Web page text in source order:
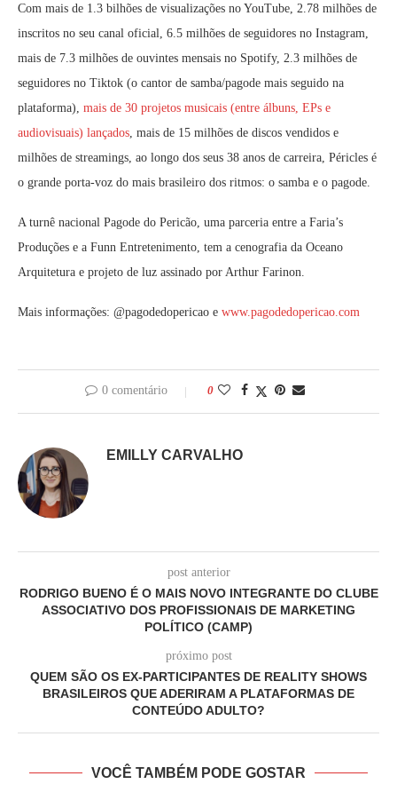
Com mais de 1.3 bilhões de visualizações no YouTube, 2.78 milhões de
inscritos no seu canal oficial, 6.5 milhões de seguidores no Instagram,
mais de 7.3 milhões de ouvintes mensais no Spotify, 2.3 milhões de
seguidores no Tiktok (o cantor de samba/pagode mais seguido na
plataforma), mais de 30 projetos musicais (entre álbuns, EPs e
audiovisuais) lançados, mais de 15 milhões de discos vendidos e
milhões de streamings, ao longo dos seus 38 anos de carreira, Péricles é
o grande porta-voz do mais brasileiro dos ritmos: o samba e o pagode.
A turnê nacional Pagode do Pericão, uma parceria entre a Faria’s
Produções e a Funn Entretenimento, tem a cenografia da Oceano
Arquitetura e projeto de luz assinado por Arthur Farinon.
Mais informações: @pagodedopericao e www.pagodedopericao.com
0 comentário 0
EMILLY CARVALHO
post anterior
RODRIGO BUENO É O MAIS NOVO INTEGRANTE DO CLUBE
ASSOCIATIVO DOS PROFISSIONAIS DE MARKETING
POLÍTICO (CAMP)
próximo post
QUEM SÃO OS EX-PARTICIPANTES DE REALITY SHOWS
BRASILEIROS QUE ADERIRAM A PLATAFORMAS DE
CONTEÚDO ADULTO?
VOCÊ TAMBÉM PODE GOSTAR